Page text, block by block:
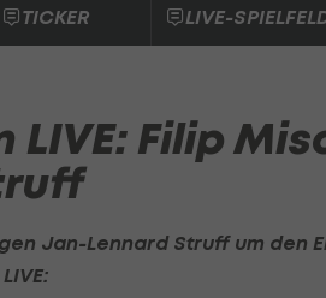
TICKER LIVE-
LIVE: Filip
Jan-Lennard Struff um den
LIVE: